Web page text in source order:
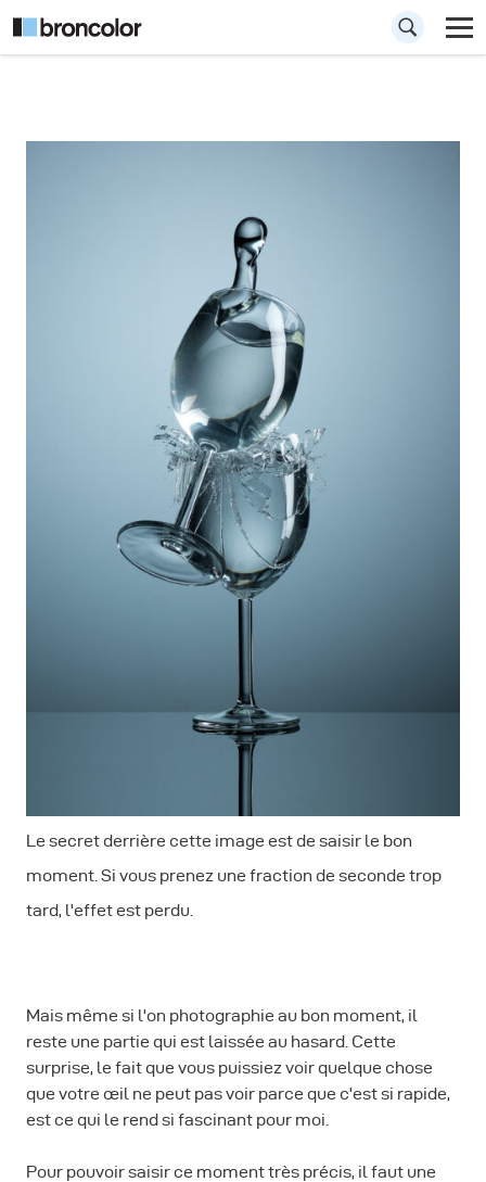
Comment figer le
photographie :
Explosion de verre
Le secret derrière cette image est de saisir le bon
moment. Si vous prenez une fraction de seconde trop
tard, l'effet est perdu.
Mais même si l'on photographie au bon moment, il
reste une partie qui est laissée au hasard. Cette
surprise, le fait que vous puissiez voir quelque chose
que votre œil ne peut pas voir parce que c'est si rapide,
est ce qui le rend si fascinant pour moi.
Pour pouvoir saisir ce moment très précis, il faut une